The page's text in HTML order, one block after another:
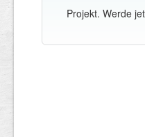
Projekt. Werde